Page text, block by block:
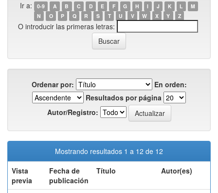
Ir a: 0-9 A B C D E F G H I J K L
M
N
O P Q R S T U V W X Y Z
O introducir las primeras letras:
Ordenar por:
En orden:
Resultados por página
Autor/Registro:
Mostrando resultados 1 a 12 de 12
Vista
previa
Fecha de
publicación
Título Autor(es)